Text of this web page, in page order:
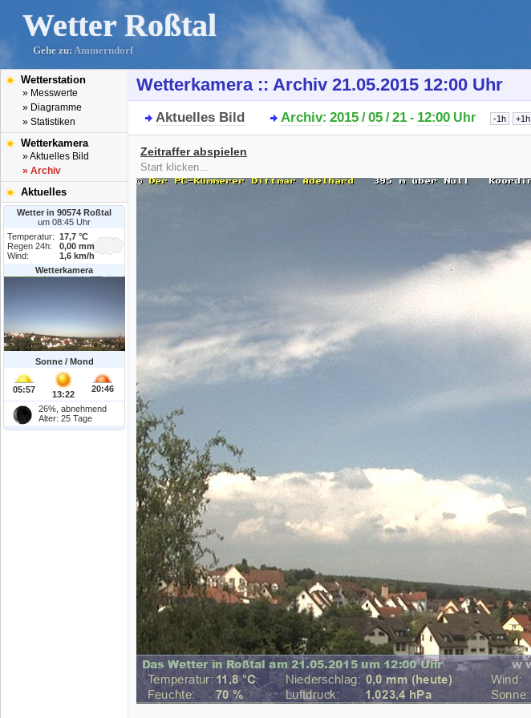
Wetter Roßtal
Gehe zu: Ammerndorf
Wetterstation
» Messwerte
» Diagramme
» Statistiken
Wetterkamera
» Aktuelles Bild
» Archiv
Aktuelles
Wetter in 90574 Roßtal
um 08:45 Uhr
Temperatur:
17,7 °C
Regen 24h:
0,00 mm
Wind:
1,6 km/h
Wetterkamera
Sonne / Mond
05:57 13:22
20:46
26%, abnehmend
Alter: 25 Tage
Wetterkamera :: Archiv 21.05.2015 12:00 Uhr
Aktuelles Bild Archiv: 2015 /05 /21 - 12:00 Uhr
Zeitraffer abspielen
Start klicken...